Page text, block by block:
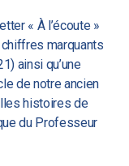
« À l’écoute »
marquants
ainsi qu’une
de notre ancien
histoires de
du Professeur